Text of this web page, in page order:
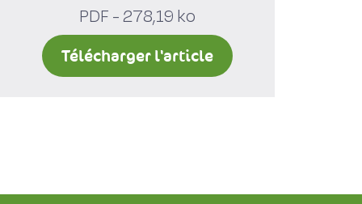
PDF - 278,19 ko
Télécharger l'article